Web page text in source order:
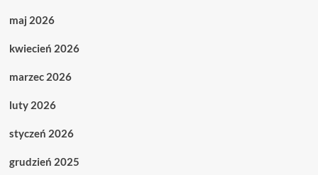
maj 2026
kwiecień 2026
marzec 2026
luty 2026
styczeń 2026
grudzień 2025